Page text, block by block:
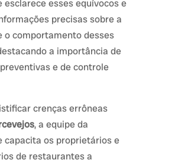
esclarece esses equívocos e
precisas sobre a
o comportamento desses
a importância de
e de controle
crenças errôneas
, a equipe da
capacita os proprietários e
de restaurantes a